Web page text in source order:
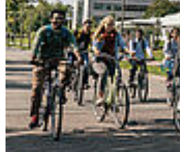
Go to slide 3
Go to slide 4
Go to slide 5
Go to slide 6
Go to slide 7
Go to slide 8
Go to slide 9